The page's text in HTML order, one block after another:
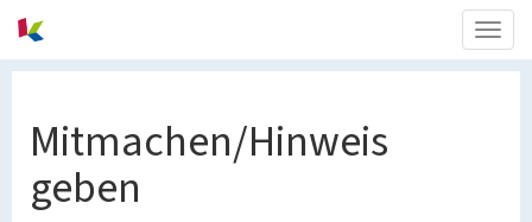
Mitmachen/Hinweis
geben